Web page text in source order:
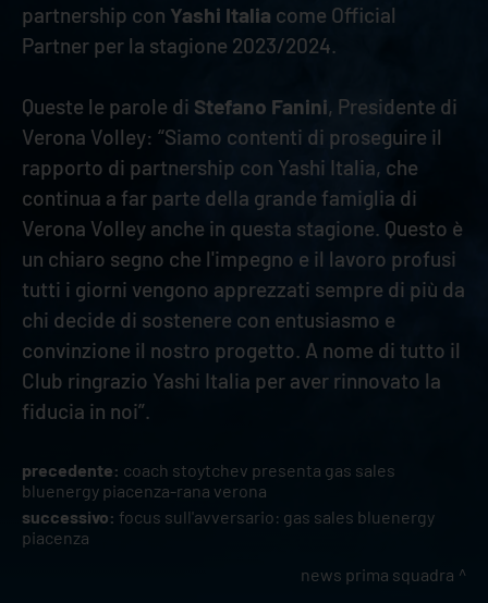
partnership con Yashi Italia come Official
Partner per la stagione 2023/2024.
Queste le parole di Stefano Fanini, Presidente di
Verona Volley: “Siamo contenti di proseguire il
rapporto di partnership con Yashi Italia, che
continua a far parte della grande famiglia di
Verona Volley anche in questa stagione. Questo è
un chiaro segno che l'impegno e il lavoro profusi
tutti i giorni vengono apprezzati sempre di più da
chi decide di sostenere con entusiasmo e
convinzione il nostro progetto. A nome di tutto il
Club ringrazio Yashi Italia per aver rinnovato la
fiducia in noi”.
precedente: coach stoytchev presenta gas sales
bluenergy piacenza-rana verona
successivo: focus sull'avversario: gas sales bluenergy
piacenza
news prima squadra